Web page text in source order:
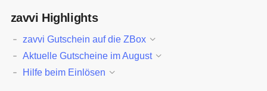
zavvi Highlights
zavvi Gutschein auf die ZBox
Aktuelle Gutscheine im August
Hilfe beim Einlösen